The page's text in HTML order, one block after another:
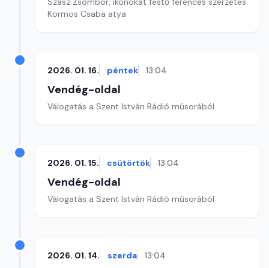
Kormos Csaba atya
2026. 01. 16. péntek 13:04
Vendég-oldal
Válogatás a Szent István Rádió műsorából
2026. 01. 15. csütörtök 13:04
Vendég-oldal
Válogatás a Szent István Rádió műsorából
2026. 01. 14. szerda 13:04